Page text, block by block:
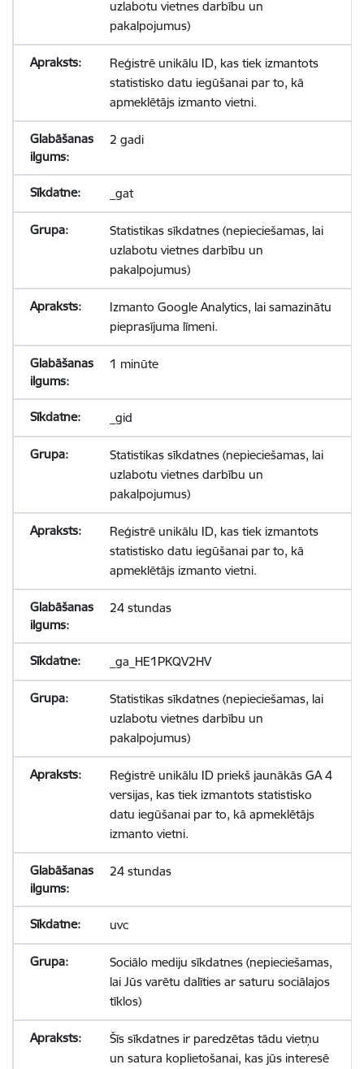
uzlabotu vietnes darbību un
pakalpojumus)
Reģistrē unikālu ID, kas tiek izmantots
statistisko datu iegūšanai par to, kā
apmeklētājs izmanto vietni.
2 gadi
_gat
Statistikas sīkdatnes (nepieciešamas, lai
uzlabotu vietnes darbību un
pakalpojumus)
Izmanto Google Analytics, lai samazinātu
pieprasījuma līmeni.
1 minūte
_gid
Statistikas sīkdatnes (nepieciešamas, lai
uzlabotu vietnes darbību un
pakalpojumus)
Reģistrē unikālu ID, kas tiek izmantots
statistisko datu iegūšanai par to, kā
apmeklētājs izmanto vietni.
24 stundas
_ga_HE1PKQV2HV
Statistikas sīkdatnes (nepieciešamas, lai
uzlabotu vietnes darbību un
pakalpojumus)
Reģistrē unikālu ID priekš jaunākās GA 4
versijas, kas tiek izmantots statistisko
datu iegūšanai par to, kā apmeklētājs
izmanto vietni.
24 stundas
uvc
Sociālo mediju sīkdatnes (nepieciešamas,
lai Jūs varētu dalīties ar saturu sociālajos
tīklos)
Šīs sīkdatnes ir paredzētas tādu vietņu
un satura koplietošanai, kas jūs interesē